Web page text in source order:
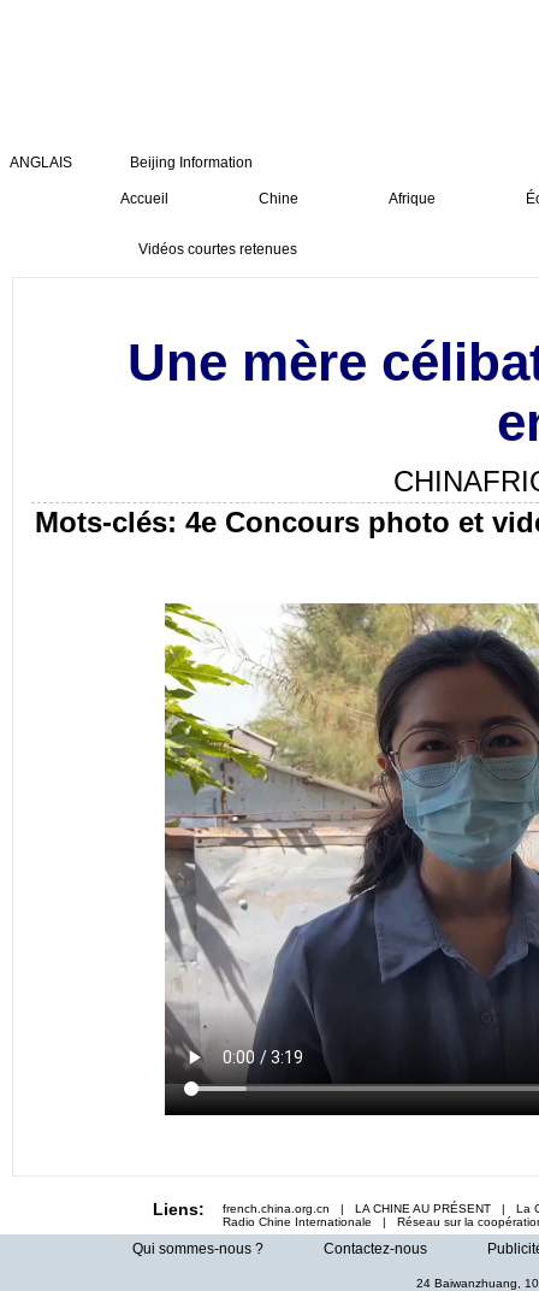
ANGLAIS Beijing Information
Accueil Chine Afrique
Vidéos courtes retenues
Une mère
Mots-clés: 4e Concours photo et
Liens:
french.china.org.cn | LA CHINE AU PRÉSENT |
Radio Chine Internationale | Réseau sur la
Qui sommes-nous ? Contactez-nous
24 Baiwanzhuang,